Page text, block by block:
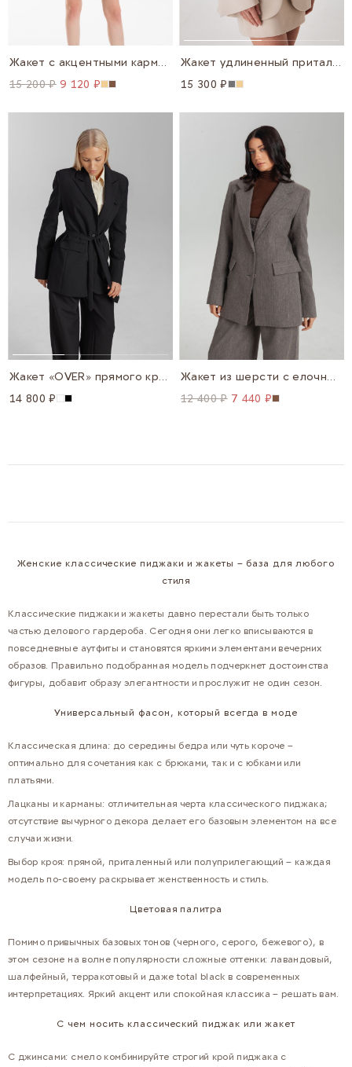
Жакет с акцентными карманами
15 200 ₽ 9 120 ₽
Жакет удлиненный приталенный
15 300 ₽
Жакет «OVER» прямого кроя, с галстуком в комплекте
14 800 ₽
Жакет из шерсти с елочным узором
12 400 ₽ 7 440 ₽
Женские классические пиджаки и жакеты – база для любого
стиля
Классические пиджаки и жакеты давно перестали быть только
частью делового гардероба. Сегодня они легко вписываются в
повседневные аутфиты и становятся яркими элементами вечерних
образов. Правильно подобранная модель подчеркнет достоинства
фигуры, добавит образу элегантности и прослужит не один сезон.
Универсальный фасон, который всегда в моде
Классическая длина: до середины бедра или чуть короче –
оптимально для сочетания как с брюками, так и с юбками или
платьями.
Лацканы и карманы: отличительная черта классического пиджака;
отсутствие вычурного декора делает его базовым элементом на все
случаи жизни.
Выбор кроя: прямой, приталенный или полуприлегающий – каждая
модель по-своему раскрывает женственность и стиль.
Цветовая палитра
Помимо привычных базовых тонов (черного, серого, бежевого), в
этом сезоне на волне популярности сложные оттенки: лавандовый,
шалфейный, терракотовый и даже total black в современных
интерпретациях. Яркий акцент или спокойная классика – решать вам.
С чем носить классический пиджак или жакет
С джинсами: смело комбинируйте строгий крой пиджака с